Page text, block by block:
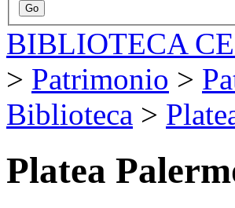
BIBLIOTECA
> Patrimonio >
Biblioteca >
Platea